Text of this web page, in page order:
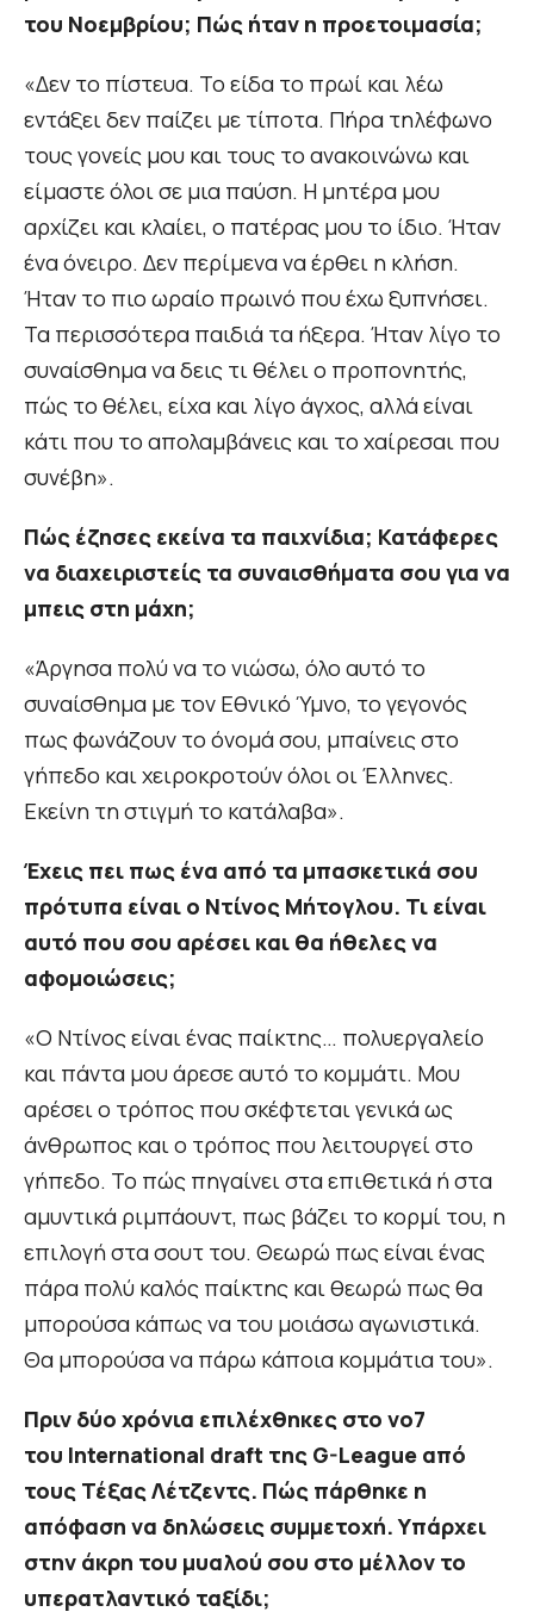
του Νοεμβρίου; Πώς ήταν η προετοιμασία;
«Δεν το πίστευα. Το είδα το πρωί και λέω
εντάξει δεν παίζει με τίποτα. Πήρα τηλέφωνο
τους γονείς μου και τους το ανακοινώνω και
είμαστε όλοι σε μια παύση. Η μητέρα μου
αρχίζει και κλαίει, ο πατέρας μου το ίδιο. Ήταν
ένα όνειρο. Δεν περίμενα να έρθει η κλήση.
Ήταν το πιο ωραίο πρωινό που έχω ξυπνήσει.
Τα περισσότερα παιδιά τα ήξερα. Ήταν λίγο το
συναίσθημα να δεις τι θέλει ο προπονητής,
πώς το θέλει, είχα και λίγο άγχος, αλλά είναι
κάτι που το απολαμβάνεις και το χαίρεσαι που
συνέβη».
Πώς έζησες εκείνα τα παιχνίδια; Κατάφερες
να διαχειριστείς τα συναισθήματα σου για να
μπεις στη μάχη;
«Άργησα πολύ να το νιώσω, όλο αυτό το
συναίσθημα με τον Εθνικό Ύμνο, το γεγονός
πως φωνάζουν το όνομά σου, μπαίνεις στο
γήπεδο και χειροκροτούν όλοι οι Έλληνες.
Εκείνη τη στιγμή το κατάλαβα».
Έχεις πει πως ένα από τα μπασκετικά σου
πρότυπα είναι ο Ντίνος Μήτογλου. Τι είναι
αυτό που σου αρέσει και θα ήθελες να
αφομοιώσεις;
«Ο Ντίνος είναι ένας παίκτης… πολυεργαλείο
και πάντα μου άρεσε αυτό το κομμάτι. Μου
αρέσει ο τρόπος που σκέφτεται γενικά ως
άνθρωπος και ο τρόπος που λειτουργεί στο
γήπεδο. Το πώς πηγαίνει στα επιθετικά ή στα
αμυντικά ριμπάουντ, πως βάζει το κορμί του, η
επιλογή στα σουτ του. Θεωρώ πως είναι ένας
πάρα πολύ καλός παίκτης και θεωρώ πως θα
μπορούσα κάπως να του μοιάσω αγωνιστικά.
Θα μπορούσα να πάρω κάποια κομμάτια του».
Πριν δύο χρόνια επιλέχθηκες στο νο7
του International draft της G-League από
τους Τέξας Λέτζεντς. Πώς πάρθηκε η
απόφαση να δηλώσεις συμμετοχή. Υπάρχει
στην άκρη του μυαλού σου στο μέλλον το
υπερατλαντικό ταξίδι;